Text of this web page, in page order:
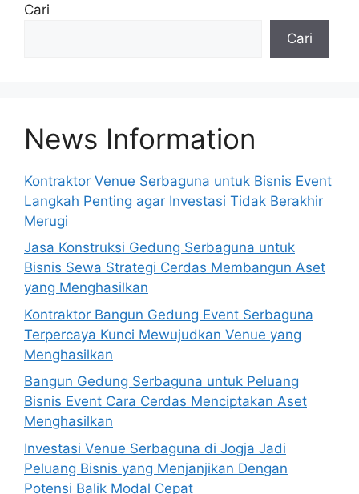
Cari
Cari
News Information
Kontraktor Venue Serbaguna untuk Bisnis Event
Langkah Penting agar Investasi Tidak Berakhir
Merugi
Jasa Konstruksi Gedung Serbaguna untuk
Bisnis Sewa Strategi Cerdas Membangun Aset
yang Menghasilkan
Kontraktor Bangun Gedung Event Serbaguna
Terpercaya Kunci Mewujudkan Venue yang
Menghasilkan
Bangun Gedung Serbaguna untuk Peluang
Bisnis Event Cara Cerdas Menciptakan Aset
Menghasilkan
Investasi Venue Serbaguna di Jogja Jadi
Peluang Bisnis yang Menjanjikan Dengan
Potensi Balik Modal Cepat